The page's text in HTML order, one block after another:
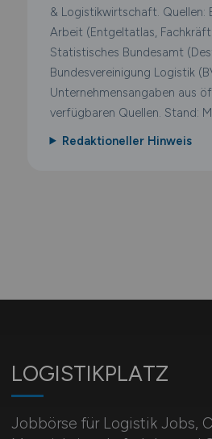
& Logistikwirtschaft. Quellen:
Arbeit (Entgeltatlas,
Statistisches Bundesamt
Bundesvereinigung Logistik
Unternehmensangaben aus
verfügbaren Quellen. Stand:
Redaktioneller Hinweis
LOGISTIKPLATZ
Jobbörse für Logistik Jobs,